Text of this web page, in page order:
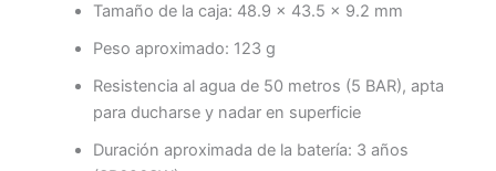
Tamaño de la caja: 48.9 × 43.5 × 9.2 mm
Peso aproximado: 123 g
Resistencia al agua de 50 metros (5 BAR), apta
para ducharse y nadar en superficie
Duración aproximada de la batería: 3 años